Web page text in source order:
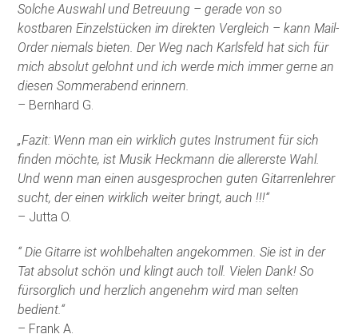
Solche Auswahl und Betreuung – gerade von so
kostbaren Einzelstücken im direkten Vergleich – kann Mail-
Order niemals bieten. Der Weg nach Karlsfeld hat sich für
mich absolut gelohnt und ich werde mich immer gerne an
diesen Sommerabend erinnern.
– Bernhard G.
„Fazit: Wenn man ein wirklich gutes Instrument für sich
finden möchte, ist Musik Heckmann die allererste Wahl.
Und wenn man einen ausgesprochen guten Gitarrenlehrer
sucht, der einen wirklich weiter bringt, auch !!!“
– Jutta O.
“ Die Gitarre ist wohlbehalten angekommen. Sie ist in der
Tat absolut schön und klingt auch toll. Vielen Dank! So
fürsorglich und herzlich angenehm wird man selten
bedient.“
– Frank A.